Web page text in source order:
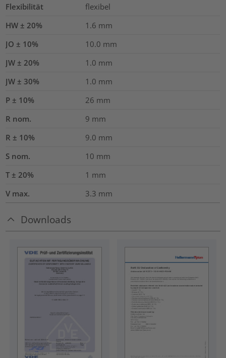
Flexibilität
flexibel
HW ± 20%
1.6 mm
JO ± 10%
10.0 mm
JW ± 20%
1.0 mm
JW ± 30%
1.0 mm
P ± 10%
26 mm
R nom.
9 mm
R ± 10%
9.0 mm
S nom.
10 mm
T ± 20%
1 mm
V max.
3.3 mm
Downloads